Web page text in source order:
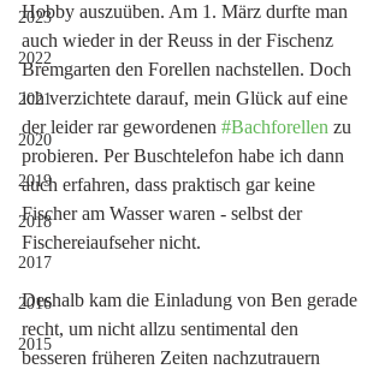
2023
2022
2021
2020
2019
2018
2017
2016
2015
Hobby auszuüben. Am 1. März durfte man
auch wieder in der Reuss in der Fischenz
Bremgarten den Forellen nachstellen. Doch
ich verzichtete darauf, mein Glück auf eine
der leider rar gewordenen #Bachforellen zu
probieren. Per Buschtelefon habe ich dann
auch erfahren, dass praktisch gar keine
Fischer am Wasser waren - selbst der
Fischereiaufseher nicht.
Deshalb kam die Einladung von Ben gerade
recht, um nicht allzu sentimental den
besseren früheren Zeiten nachzutrauern